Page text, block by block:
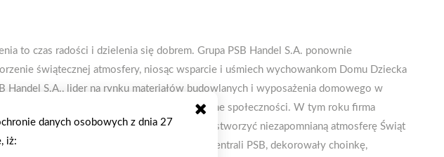
to czas radości i dzielenia się dobrem. Grupa PSB Handel S.A. ponownie
świątecznej atmosfery, niosąc wsparcie i uśmiech wychowankom Domu Dziecka
Handel S.A., lider na rynku materiałów budowlanych i wyposażenia domowego w
się w działania wspierające lokalne społeczności. W tym roku firma
w Winiarach, by wspólnie z wychowankami stworzyć niezapomnianą atmosferę Świąt
spotkania dzieci, wraz z pracownikami Centrali PSB, dekorowały choinkę,
danych osobowych z dnia 27
iż: